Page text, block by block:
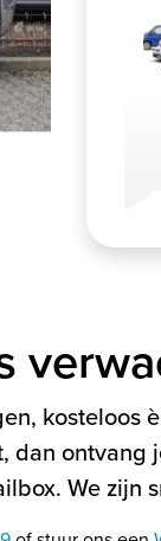
kosteloos
ontvang
We zijn